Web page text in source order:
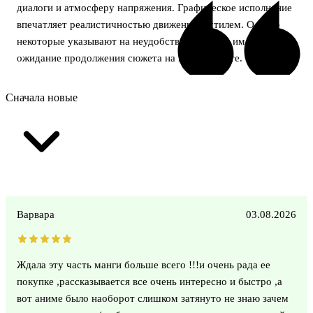
диалоги и атмосферу напряжения. Графическое исполнение
впечатляет реалистичностью движений и стилем. Однако
некоторые указывают на неудобство перевода имён и
ожидание продолжения сюжета на высокой ноте.
Сначала новые
Варвара 03.08.2026
Ждала эту часть манги больше всего !!!и очень рада ее
покупке ,рассказывается все очень интересно и быстро ,а
вот аниме было наоборот слишком затянуто не знаю зачем